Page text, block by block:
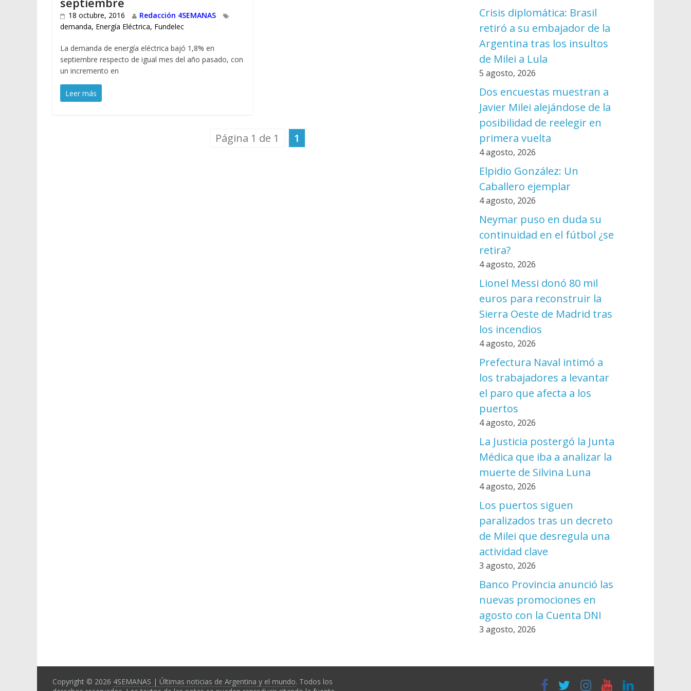
18 octubre, 2016
Redacción 4SEMANAS
demanda, Energía Eléctrica, Fundelec
La demanda de energía eléctrica bajó 1,8% en
septiembre respecto de igual mes del año pasado, con
un incremento en
Leer más
Página 1 de 1 1
Crisis diplomática: Brasil
retiró a su embajador de la
Argentina tras los insultos
de Milei a Lula
5 agosto, 2026
Dos encuestas muestran a
Javier Milei alejándose de la
posibilidad de reelegir en
primera vuelta
4 agosto, 2026
Elpidio González: Un
Caballero ejemplar
4 agosto, 2026
Neymar puso en duda su
continuidad en el fútbol ¿se
retira?
4 agosto, 2026
Lionel Messi donó 80 mil
euros para reconstruir la
Sierra Oeste de Madrid tras
los incendios
4 agosto, 2026
Prefectura Naval intimó a
los trabajadores a levantar
el paro que afecta a los
puertos
4 agosto, 2026
La Justicia postergó la Junta
Médica que iba a analizar la
muerte de Silvina Luna
4 agosto, 2026
Los puertos siguen
paralizados tras un decreto
de Milei que desregula una
actividad clave
3 agosto, 2026
Banco Provincia anunció las
nuevas promociones en
agosto con la Cuenta DNI
3 agosto, 2026
Copyright © 2026 4SEMANAS | Últimas noticias de Argentina y el mundo. Todos los